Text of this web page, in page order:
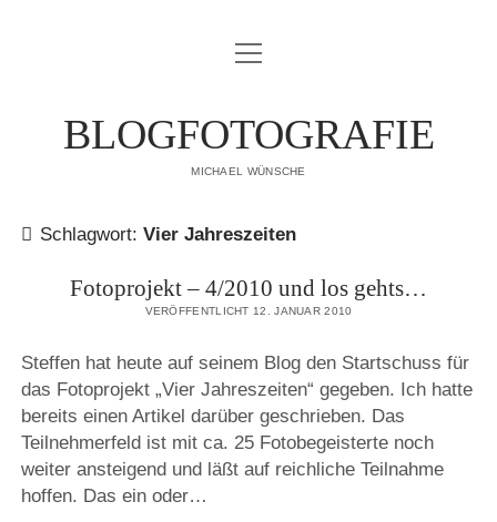
IMPRESSUM
Menü
öffnen
BLOGFOTOGRAFIE
MICHAEL WÜNSCHE
Schlagwort: Vier Jahreszeiten
Fotoprojekt – 4/2010 und los gehts…
VERÖFFENTLICHT 12. JANUAR 2010
Steffen hat heute auf seinem Blog den Startschuss für
das Fotoprojekt „Vier Jahreszeiten“ gegeben. Ich hatte
bereits einen Artikel darüber geschrieben. Das
Teilnehmerfeld ist mit ca. 25 Fotobegeisterte noch
weiter ansteigend und läßt auf reichliche Teilnahme
hoffen. Das ein oder…